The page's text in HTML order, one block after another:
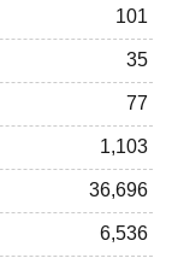
101
35
77
1,103
36,696
6,536